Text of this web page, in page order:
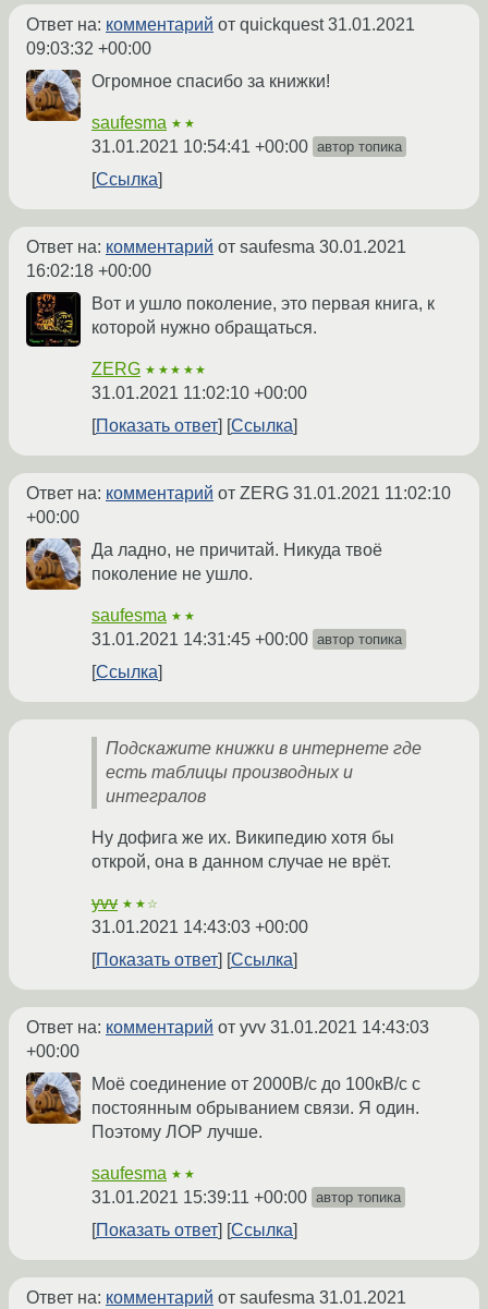
Ответ на: комментарий от quickquest31.01.2021
09:03:32 +00:00
Огромное спасибо за книжки!
saufesma ★★
31.01.2021 10:54:41 +00:00 автор топика
Ссылка
Ответ на: комментарий от saufesma 30.01.2021
16:02:18 +00:00
Вот и ушло поколение, это первая книга, к
которой нужно обращаться.
ZERG ★★★★★
31.01.2021 11:02:10 +00:00
Показать ответ
Ссылка
Ответ на: комментарий от ZERG 31.01.2021 11:02:10
+00:00
Да ладно, не причитай. Никуда твоё
поколение не ушло.
saufesma ★★
31.01.2021 14:31:45 +00:00 автор топика
Ссылка
Подскажите книжки в интернете где
есть таблицы производных и
интегралов
Ну дофига же их. Википедию хотя бы
открой, она в данном случае не врёт.
yvv ★★☆
31.01.2021 14:43:03 +00:00
Показать ответ
Ссылка
Ответ на: комментарий от yvv 31.01.2021 14:43:03
+00:00
Моё соединение от 2000В/с до 100кВ/с с
постоянным обрыванием связи. Я один.
Поэтому ЛОР лучше.
saufesma ★★
31.01.2021 15:39:11 +00:00 автор топика
Показать ответ Ссылка
Ответ на: комментарий от saufesma 31.01.2021